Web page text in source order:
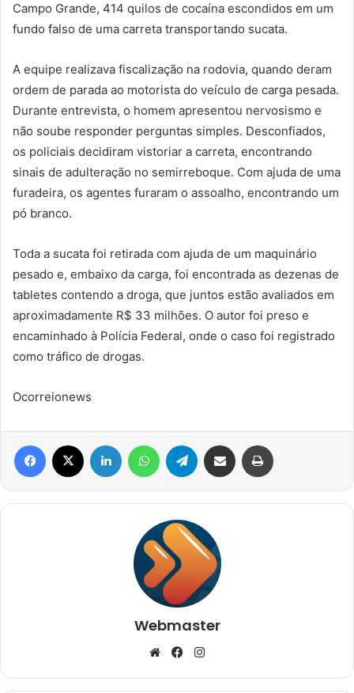
Campo Grande, 414 quilos de cocaína escondidos em um
fundo falso de uma carreta transportando sucata.
A equipe realizava fiscalização na rodovia, quando deram
ordem de parada ao motorista do veículo de carga pesada.
Durante entrevista, o homem apresentou nervosismo e
não soube responder perguntas simples. Desconfiados,
os policiais decidiram vistoriar a carreta, encontrando
sinais de adulteração no semirreboque. Com ajuda de uma
furadeira, os agentes furaram o assoalho, encontrando um
pó branco.
Toda a sucata foi retirada com ajuda de um maquinário
pesado e, embaixo da carga, foi encontrada as dezenas de
tabletes contendo a droga, que juntos estão avaliados em
aproximadamente R$ 33 milhões. O autor foi preso e
encaminhado à Polícia Federal, onde o caso foi registrado
como tráfico de drogas.
Ocorreionews
Facebook Linkedin WhatsAppTelegram Compartilhar via e-mail
Webmaster
WebsiteFacebook